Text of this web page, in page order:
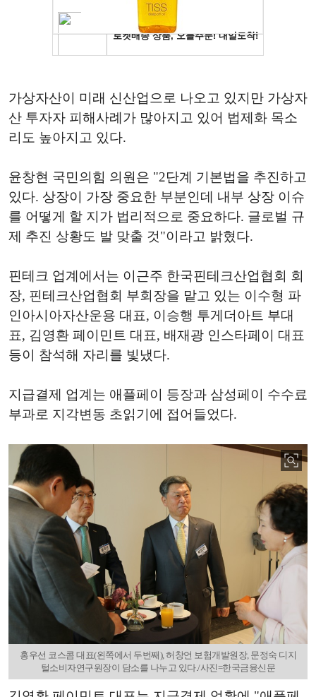
가상자산이 미래 신산업으로 나오고 있지만 가상자
산 투자자 피해사례가 많아지고 있어 법제화 목소
리도 높아지고 있다.
윤창현 국민의힘 의원은 "2단계 기본법을 추진하고
있다. 상장이 가장 중요한 부분인데 내부 상장 이슈
를 어떻게 할 지가 법리적으로 중요하다. 글로벌 규
제 추진 상황도 발 맞출 것"이라고 밝혔다.
핀테크 업계에서는 이근주 한국핀테크산업협회 회
장, 핀테크산업협회 부회장을 맡고 있는 이수형 파
인아시아자산운용 대표, 이승행 투게더아트 부대
표, 김영환 페이민트 대표, 배재광 인스타페이 대표
등이 참석해 자리를 빛냈다.
지급결제 업계는 애플페이 등장과 삼성페이 수수료
부과로 지각변동 초읽기에 접어들었다.
홍우선 코스콤 대표(왼쪽에서 두번째), 허창언 보험개발원장, 문정숙 디지
털소비자연구원장이 담소를 나누고 있다./사진=한국금융신문